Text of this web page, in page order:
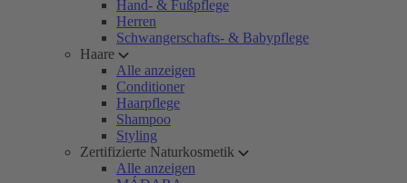
Hand- & Fußpflege
Herren
Schwangerschafts- & Babypflege
Haare
Alle anzeigen
Conditioner
Haarpflege
Shampoo
Styling
Zertifizierte Naturkosmetik
Alle anzeigen